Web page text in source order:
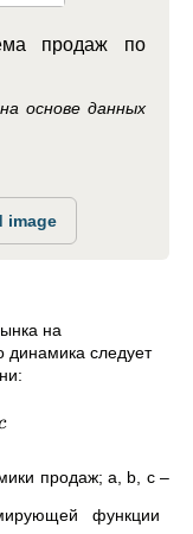
продаж по
основе данных
image
на
динамика следует
продаж; a, b, c–
функции